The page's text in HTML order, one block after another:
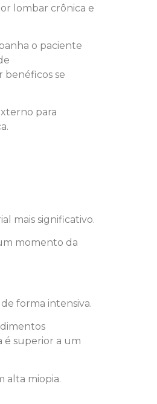
lombar crônica e
o paciente
benéficos se
para
mais significativo.
momento da
forma intensiva.
é superior a um
alta miopia.